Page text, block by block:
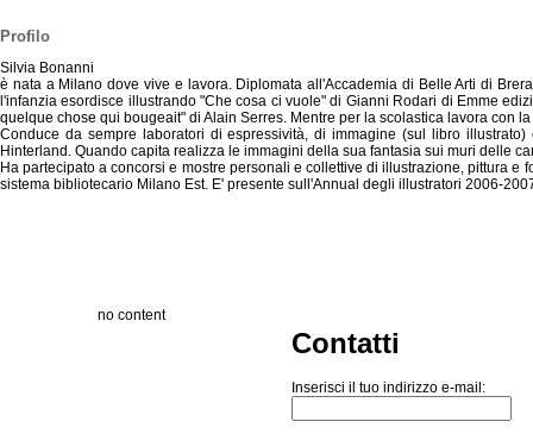
Profilo
Silvia Bonanni
è nata a Milano dove vive e lavora. Diplomata all'Accademia di Belle Arti di
l'infanzia esordisce illustrando "Che cosa ci vuole" di Gianni Rodari di Emme
quelque chose qui bougeait" di Alain Serres. Mentre per la scolastica lavora con
Conduce da sempre laboratori di espressività, di immagine (sul libro
Hinterland. Quando capita realizza le immagini della sua fantasia sui muri delle
Ha partecipato a concorsi e mostre personali e collettive di illustrazione, pittura
sistema bibliotecario Milano Est. E' presente sull'Annual degli illustratori 2006-
no content
Contatti
Inserisci il tuo indirizzo e-mail: